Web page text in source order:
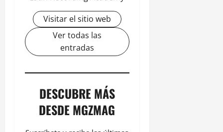
Visitar el sitio web
Ver todas las
entradas
DESCUBRE MÁS
DESDE MGZMAG